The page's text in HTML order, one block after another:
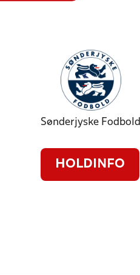
Sønderjyske Fodbold
HOLDINFO